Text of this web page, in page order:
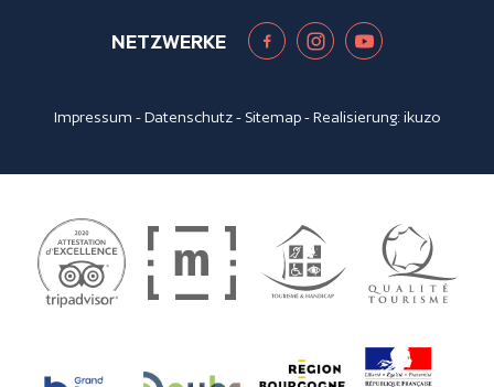
NETZWERKE
Impressum -Datenschutz- Sitemap- Realisierung:ikuzo